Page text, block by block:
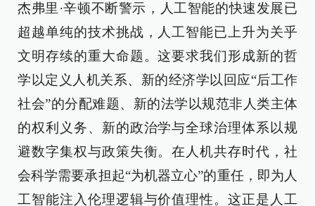
杰弗里·辛顿不断警示，人工智能的快速发展已
超越单纯的技术挑战，人工智能已上升为关乎
文明存续的重大命题。这要求我们形成新的哲
学以定义人机关系、新的经济学以回应“后工作
社会”的分配难题、新的法学以规范非人类主体
的权利义务、新的政治学与全球治理体系以规
避数字集权与政策失衡。在人机共存时代，社
会科学需要承担起“为机器立心”的重任，即为人
工智能注入伦理逻辑与价值理性。这正是人工